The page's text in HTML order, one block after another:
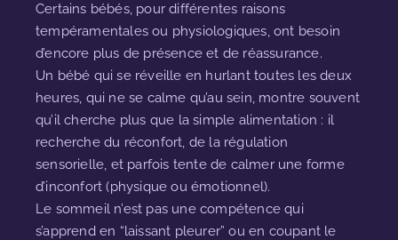
Certains bébés, pour différentes raisons
tempéramentales ou physiologiques, ont besoin
d’encore plus de présence et de réassurance.
Un bébé qui se réveille en hurlant toutes les deux
heures, qui ne se calme qu’au sein, montre souvent
qu’il cherche plus que la simple alimentation : il
recherche du réconfort, de la régulation
sensorielle, et parfois tente de calmer une forme
d’inconfort (physique ou émotionnel).
Le sommeil n’est pas une compétence qui
s’apprend en “laissant pleurer” ou en coupant le